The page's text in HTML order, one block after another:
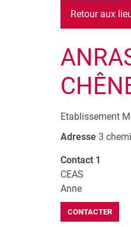
Retour aux
Etablissement
Adresse 3
Contact 1
CEAS
Anne
CONTACTER